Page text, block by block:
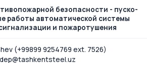
безопасности - пуско-
работы автоматической системы
и пожаротушения
(+99899 9254769 ext. 7526)